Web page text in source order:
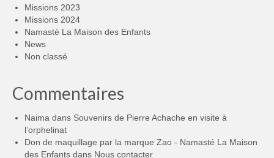
Missions 2023
Missions 2024
Namasté La Maison des Enfants
News
Non classé
Commentaires
Naima dans Souvenirs de Pierre Achache en visite à
l’orphelinat
Don de maquillage par la marque Zao - Namasté La Maison
des Enfants dans Nous contacter